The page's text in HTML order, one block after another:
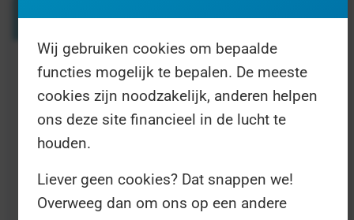
Zoeken
1 resultaat voor "boerenkool"
Wij gebruiken cookies om bepaalde
functies mogelijk te bepalen. De meeste
cookies zijn noodzakelijk, anderen helpen
ons deze site financieel in de lucht te
houden.
Liever geen cookies? Dat snappen we!
Overweeg dan om ons op een andere